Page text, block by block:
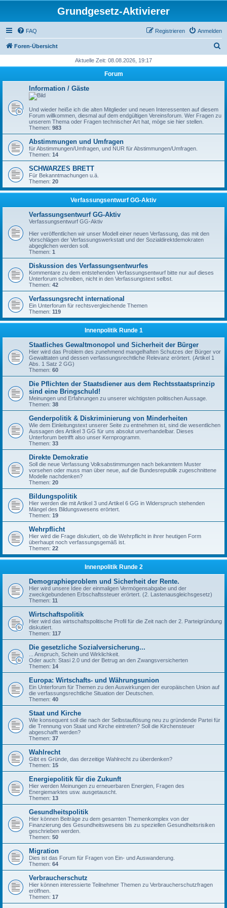
Grundgesetz-Aktivierer
FAQ Anmelden
Registrieren
Foren-Übersicht
h
Aktuelle Zeit: 08.08.2026, 19:17
Forum
Information / Gäste
Und wieder heiße ich die alten Mitglieder und neuen Interessenten auf diesem
Forum willkommen, diesmal auf dem endgültigen Vereinsforum. Wer Fragen zu
unserem Thema oder Fragen technischer Art hat, möge sie hier stellen.
Themen: 983
Abstimmungen und Umfragen
für Abstimmungen/Umfragen, und NUR für Abstimmungen/Umfragen.
Themen: 14
SCHWARZES BRETT
Für Bekanntmachungen u.ä.
Themen: 20
Verfassungsentwurf GG-Aktiv
Verfassungsentwurf GG-Aktiv
Verfassungsentwurf GG-Aktiv
Hier veröffentlichen wir unser Modell einer neuen Verfassung, das mit den
Vorschlägen der Verfassungswerkstatt und der Sozialdirektdemokraten
abgeglichen werden soll.
Themen: 1
Diskussion des Verfassungsentwurfes
Kommentare zu dem entstehenden Verfassungsentwurf bitte nur auf dieses
Unterforum schreiben, nicht in den Verfassungstext selbst.
Themen: 42
Verfassungsrecht international
Ein Unterforum für rechtsvergleichende Themen
Themen: 119
Innenpolitik Runde 1
Staatliches Gewaltmonopol und Sicherheit der Bürger
Hier wird das Problem des zunehmend mangelhaften Schutzes der Bürger vor
Gewalttaten und dessen verfassungsrechtliche Relevanz erörtert. (Artikel 1
Abs. 1 Satz 2 GG)
Themen: 60
Die Pflichten der Staatsdiener aus dem Rechtsstaatsprinzip
sind eine Bringschuld!
Meinungen und Erfahrungen zu unserer wichtigsten politischen Aussage.
Themen: 38
Genderpolitik & Diskriminierung von Minderheiten
Wie dem Einleitungstext unserer Seite zu entnehmen ist, sind die wesentlichen
Aussagen des Artikel 3 GG für uns absolut unverhandelbar. Dieses
Unterforum betrifft also unser Kernprogramm.
Themen: 33
Direkte Demokratie
Soll die neue Verfassung Volksabstimmungen nach bekanntem Muster
vorsehen oder muss man über neue, auf die Bundesrepublik zugeschnittene
Modelle nachdenken?
Themen: 20
Bildungspolitik
Hier werden die mit Artikel 3 und Artikel 6 GG in Widerspruch stehenden
Mängel des Bildungswesens erörtert.
Themen: 19
Wehrpflicht
Hier wird die Frage diskutiert, ob die Wehrpflicht in ihrer heutigen Form
überhaupt noch verfassungsgemäß ist.
Themen: 22
Innenpolitik Runde 2
Demographieproblem und Sicherheit der Rente.
Hier wird unsere Idee der einmaligen Vermögensabgabe und der
zweckgebundenen Erbschaftssteuer erörtert. (2. Lastenausgleichsgesetz)
Themen: 11
Wirtschaftspolitik
Hier wird das wirtschaftspolitische Profil für die Zeit nach der 2. Parteigründung
diskutiert.
Themen: 117
Die gesetzliche Sozialversicherung...
... Anspruch, Schein und Wirklichkeit.
Oder auch: Stasi 2.0 und der Betrug an den Zwangsversicherten
Themen: 14
Europa: Wirtschafts- und Währungsunion
Ein Unterforum für Themen zu den Auswirkungen der europäischen Union auf
die verfassungsrechtliche Situation der Deutschen.
Themen: 40
Staat und Kirche
Wie konsequent soll die nach der Selbstauflösung neu zu gründende Partei für
die Trennung von Staat und Kirche eintreten? Soll die Kirchensteuer
abgeschafft werden?
Themen: 37
Wahlrecht
Gibt es Gründe, das derzeitige Wahlrecht zu überdenken?
Themen: 15
Energiepolitik für die Zukunft
Hier werden Meinungen zu erneuerbaren Energien, Fragen des
Energiemarktes usw. ausgetauscht.
Themen: 13
Gesundheitspolitik
Hier können Beiträge zu dem gesamten Themenkomplex von der
Finanzierung des Gesundheitswesens bis zu speziellen Gesundheitsrisiken
geschrieben werden.
Themen: 50
Migration
Dies ist das Forum für Fragen von Ein- und Auswanderung.
Themen: 64
Verbraucherschutz
Hier können interessierte Teilnehmer Themen zu Verbraucherschutzfragen
eröffnen.
Themen: 17